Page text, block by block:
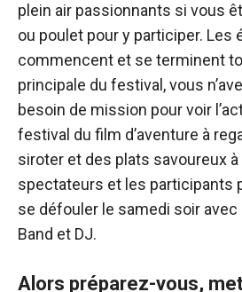
plein air passionnants si vous
ou poulet pour y participer. Les
commencent et se terminent
principale du festival, vous
besoin de mission pour voir
festival du film d’aventure à
siroter et des plats savoureux à
spectateurs et les participants
se défouler le samedi soir avec
Band et DJ.
Alors préparez-vous,